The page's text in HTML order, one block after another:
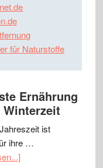
für Naturstoffe
Ernährung
ist
ihre …